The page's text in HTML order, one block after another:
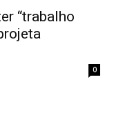
“trabalho
0